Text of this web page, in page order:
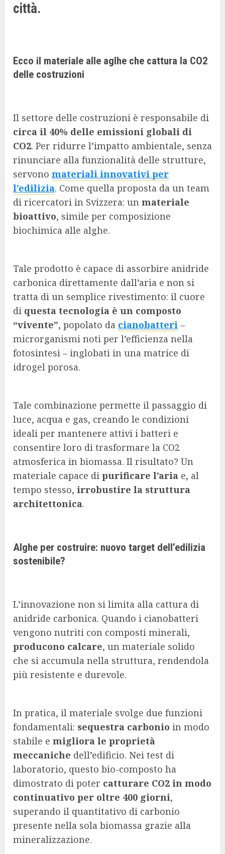
città.
Ecco il materiale alle aglhe che cattura la CO2
delle costruzioni
Il settore delle costruzioni è responsabile di
circa il 40% delle emissioni globali di
CO2. Per ridurre l’impatto ambientale, senza
rinunciare alla funzionalità delle strutture,
servono materiali innovativi per
l’edilizia. Come quella proposta da un team
di ricercatori in Svizzera: un materiale
bioattivo, simile per composizione
biochimica alle alghe.
Tale prodotto è capace di assorbire anidride
carbonica direttamente dall’aria e non si
tratta di un semplice rivestimento: il cuore
di questa tecnologia è un composto
“vivente”, popolato da cianobatteri –
microrganismi noti per l’efficienza nella
fotosintesi – inglobati in una matrice di
idrogel porosa.
Tale combinazione permette il passaggio di
luce, acqua e gas, creando le condizioni
ideali per mantenere attivi i batteri e
consentire loro di trasformare la CO2
atmosferica in biomassa. Il risultato? Un
materiale capace di purificare l’aria e, al
tempo stesso, irrobustire la struttura
architettonica.
Alghe per costruire: nuovo target dell’edilizia
sostenibile?
L’innovazione non si limita alla cattura di
anidride carbonica. Quando i cianobatteri
vengono nutriti con composti minerali,
producono calcare, un materiale solido
che si accumula nella struttura, rendendola
più resistente e durevole.
In pratica, il materiale svolge due funzioni
fondamentali: sequestra carbonio in modo
stabile e migliora le proprietà
meccaniche dell’edificio. Nei test di
laboratorio, questo bio-composto ha
dimostrato di poter catturare CO2 in modo
continuativo per oltre 400 giorni,
superando il quantitativo di carbonio
presente nella sola biomassa grazie alla
mineralizzazione.